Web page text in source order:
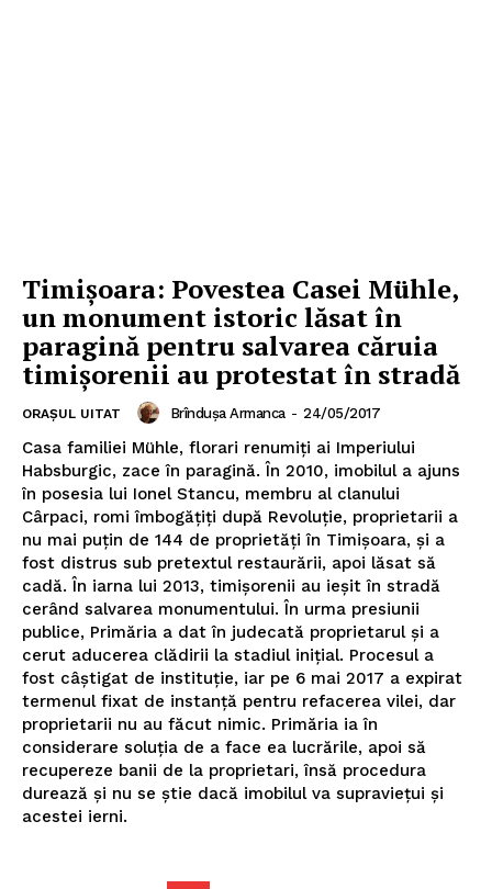
Timișoara: Povestea Casei Mühle,
un monument istoric lăsat în
paragină pentru salvarea căruia
timişorenii au protestat în stradă
ORAȘUL UITAT Brîndușa Armanca - 24/05/2017
Casa familiei Mühle, florari renumiți ai Imperiului
Habsburgic, zace în paragină. În 2010, imobilul a ajuns
în posesia lui Ionel Stancu, membru al clanului
Cârpaci, romi îmbogățiți după Revoluție, proprietarii a
nu mai puțin de 144 de proprietăți în Timișoara, și a
fost distrus sub pretextul restaurării, apoi lăsat să
cadă. În iarna lui 2013, timișorenii au ieșit în stradă
cerând salvarea monumentului. În urma presiunii
publice, Primăria a dat în judecată proprietarul și a
cerut aducerea clădirii la stadiul inițial. Procesul a
fost câștigat de instituție, iar pe 6 mai 2017 a expirat
termenul fixat de instanță pentru refacerea vilei, dar
proprietarii nu au făcut nimic. Primăria ia în
considerare soluția de a face ea lucrările, apoi să
recupereze banii de la proprietari, însă procedura
durează și nu se știe dacă imobilul va supraviețui și
acestei ierni.